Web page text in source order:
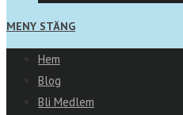
MENY STÄNG
Hem
Blog
Bli Medlem